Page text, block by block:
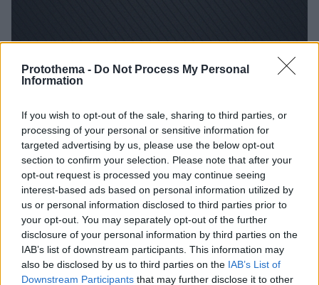
Protothema - Do Not Process My Personal
Information
If you wish to opt-out of the sale, sharing to third parties, or
processing of your personal or sensitive information for
targeted advertising by us, please use the below opt-out
section to confirm your selection. Please note that after your
opt-out request is processed you may continue seeing
interest-based ads based on personal information utilized by
us or personal information disclosed to third parties prior to
your opt-out. You may separately opt-out of the further
disclosure of your personal information by third parties on the
IAB’s list of downstream participants. This information may
also be disclosed by us to third parties on the IAB’s List of
Downstream Participants that may further disclose it to other
σώθηκε από την πυρκαγιά σε ξενοδοχείο στον Άγιο
Δομίνικο
Η Σάρα Καλάμπρια εργαζόταν στο ξενοδοχείο του
νησιού της Καραϊβικής το οποίο έγινε παρανάλωμα
του πυρός και στοίχισε τη ζωή σε μια Ιταλίδα
τουρίστρια
24.06.2026, 17:35